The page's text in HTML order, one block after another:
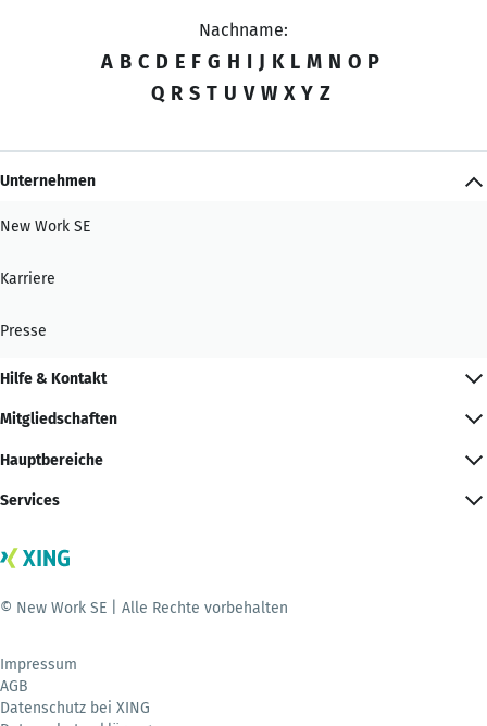
Nachname:
A B C D E F G H I J K L M N O P
Q R S T U V W X Y Z
Unternehmen
New Work SE
Karriere
Presse
Hilfe & Kontakt
Mitgliedschaften
Hauptbereiche
Services
© New Work SE | Alle Rechte vorbehalten
Impressum
AGB
Datenschutz bei XING